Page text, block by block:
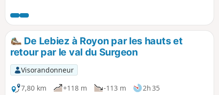
De Lebiez à Royon par les hauts et
retour par le val du Surgeon
Visorandonneur
7,80 km
+118 m -113 m
2h 35